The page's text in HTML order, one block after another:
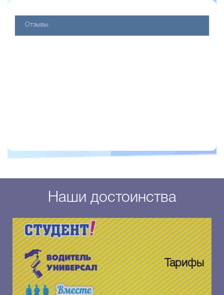
Отзывы
Наши достоинства
Тарифы